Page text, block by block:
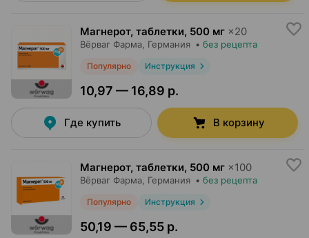
Магнерот, таблетки, 500 мг ×20
Вёрваг Фарма , Германия • без рецепта
Популярно Инструкция
10,97 — 16,89 р.
Где купить В корзину
Магнерот, таблетки, 500 мг ×100
Вёрваг Фарма , Германия • без рецепта
Популярно Инструкция
50,19 — 65,55 р.